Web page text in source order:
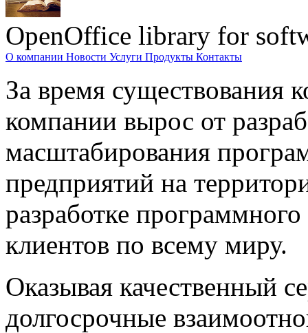
OpenOffice library for
О компании Новости Услуги Продукты Контакты
За время существования
компании вырос от
масштабирования
предприятий на
разработке
клиентов по всему миру.
Оказывая качественный
долгосрочные